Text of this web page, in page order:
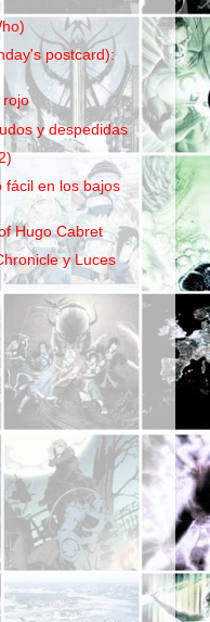
postcard):
rojo
y despedidas
fácil en los bajos
Hugo Cabret
y Luces